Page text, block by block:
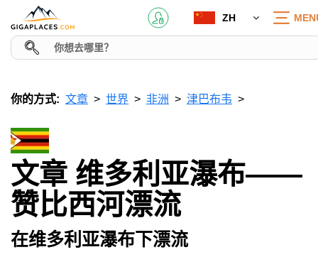
ZH
你的方式: 文章 世界 非洲 津巴布韦
文章 维多利亚瀑布——
赞比西河漂流
在维多利亚瀑布下漂流